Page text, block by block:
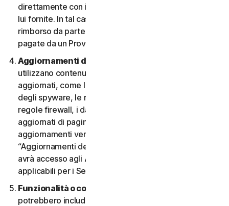
direttamente con il Provider, seguendo le istruzioni da
lui fornite. In tal caso, non si ha diritto a nessun
rimborso da parte nostra di eventuali commissioni
pagate da un Provider.
Aggiornamenti dei contenuti.
utilizzano contenuti che vengono periodicamente
aggiornati, come le definizioni dei virus, le definizioni
degli spyware, le regole antispam, gli elenchi URL, le
regole firewall, i dati di vulnerabilità e gli elenchi
aggiornati di pagine web autenticate. Questi
aggiornamenti vengono definiti collettivamente
“Aggiornamenti dei contenuti”. In tal caso, l’Utente
avrà accesso agli Aggiornamenti dei contenuti
applicabili per i Servizi durante il Periodo del Servizio.
Funzionalità o contenuti di terzi.
potrebbero includere funzionalità di terzi o consentire